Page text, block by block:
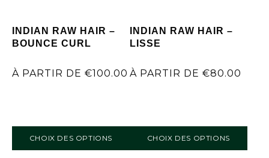
INDIAN RAW HAIR –
BOUNCE CURL
À PARTIR DE €100.00
CHOIX DES OPTIONS
INDIAN RAW HAIR –
LISSE
À PARTIR DE €80.00
CHOIX DES OPTIONS